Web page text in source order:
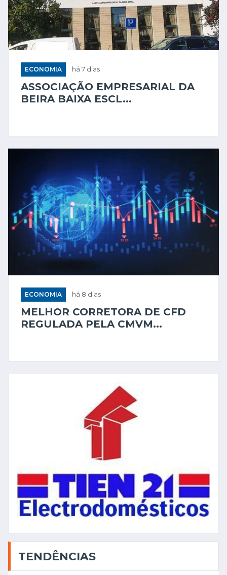
ECONOMIA há 7 dias
ASSOCIAÇÃO EMPRESARIAL DA
BEIRA BAIXA ESCL...
ECONOMIA há 8 dias
MELHOR CORRETORA DE CFD
REGULADA PELA CMVM...
TENDÊNCIAS